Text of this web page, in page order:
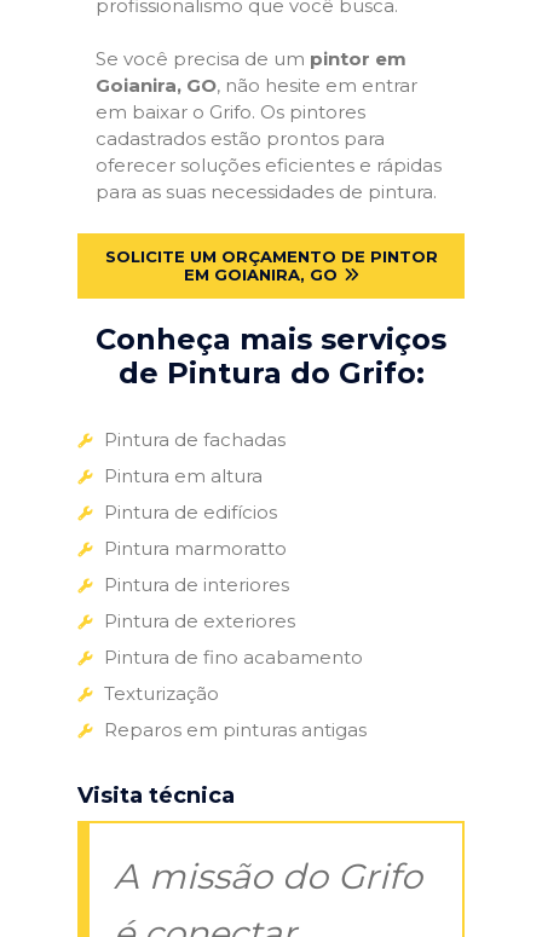
profissionalismo que você busca.
Se você precisa de um pintor em
Goianira, GO, não hesite em entrar
em baixar o Grifo. Os pintores
cadastrados estão prontos para
oferecer soluções eficientes e rápidas
para as suas necessidades de pintura.
SOLICITE UM ORÇAMENTO DE PINTOR
EM GOIANIRA, GO
Conheça mais serviços
de Pintura do Grifo:
Pintura de fachadas
Pintura em altura
Pintura de edifícios
Pintura marmoratto
Pintura de interiores
Pintura de exteriores
Pintura de fino acabamento
Texturização
Reparos em pinturas antigas
Visita técnica
A missão do Grifo